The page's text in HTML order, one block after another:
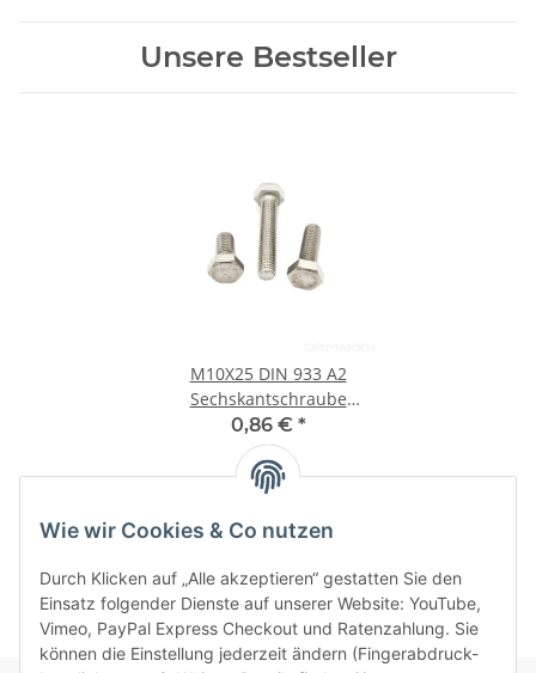
Wie wir Cookies & Co nutzen
Durch Klicken auf „Alle akzeptieren“ gestatten Sie den
Einsatz folgender Dienste auf unserer Website: YouTube,
Vimeo, PayPal Express Checkout und Ratenzahlung. Sie
können die Einstellung jederzeit ändern (Fingerabdruck-
Unsere Bestseller
M10X25 DIN 933 A2
Sechskantschraube
Edelstahl
0,86 € *